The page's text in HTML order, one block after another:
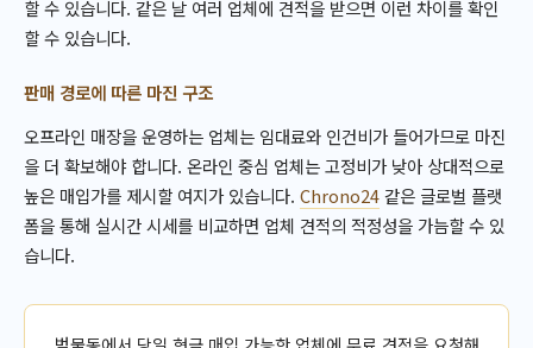
할 수 있습니다. 같은 날 여러 업체에 견적을 받으면 이런 차이를 확인
할 수 있습니다.
판매 경로에 따른 마진 구조
오프라인 매장을 운영하는 업체는 임대료와 인건비가 들어가므로 마진
을 더 확보해야 합니다. 온라인 중심 업체는 고정비가 낮아 상대적으로
높은 매입가를 제시할 여지가 있습니다. Chrono24같은 글로벌 플랫
폼을 통해 실시간 시세를 비교하면 업체 견적의 적정성을 가늠할 수 있
습니다.